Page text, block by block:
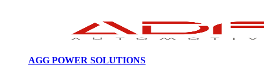
AGG POWER SOLUTIONS